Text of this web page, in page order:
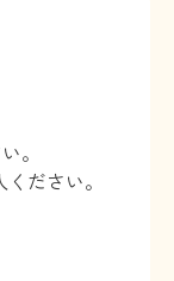
。
ださい。